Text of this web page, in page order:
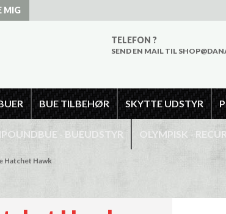
MIG
TELEFON ?
SEND EN MAIL TIL
BUE TILBEHØR SKYTTE UDSTYR
- BUEUDSTYR OLYMPISK -
Hatchet Hawk